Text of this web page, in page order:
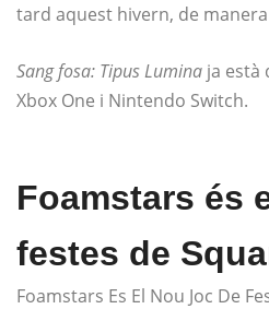
tard aquest hivern, de
Sang fosa: Tipus Lumina ja està
Xbox One i Nintendo Switch.
Foamstars és
festes de
Foamstars Es El Nou Joc De